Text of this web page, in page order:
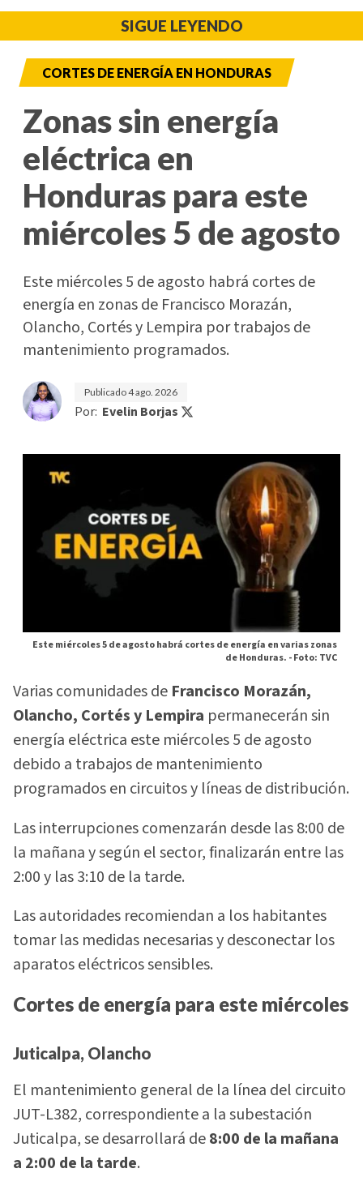
SIGUE LEYENDO
CORTES DE ENERGÍA EN HONDURAS
Zonas sin energía
eléctrica en
Honduras para este
miércoles 5 de agosto
Este miércoles 5 de agosto habrá cortes de
energía en zonas de Francisco Morazán,
Olancho, Cortés y Lempira por trabajos de
mantenimiento programados.
Publicado4 ago. 2026
Por: Evelin Borjas
Este miércoles 5 de agosto habrá cortes de energía en varias zonas
de Honduras. -Foto: TVC
Varias comunidades de Francisco Morazán,
Olancho, Cortés y Lempira permanecerán sin
energía eléctrica este miércoles 5 de agosto
debido a trabajos de mantenimiento
programados en circuitos y líneas de distribución.
Las interrupciones comenzarán desde las 8:00 de
la mañana y según el sector, finalizarán entre las
2:00 y las 3:10 de la tarde.
Las autoridades recomiendan a los habitantes
tomar las medidas necesarias y desconectar los
aparatos eléctricos sensibles.
Cortes de energía para este miércoles
Juticalpa, Olancho
El mantenimiento general de la línea del circuito
JUT-L382, correspondiente a la subestación
Juticalpa, se desarrollará de8:00 de la mañana
a 2:00 de la tarde.